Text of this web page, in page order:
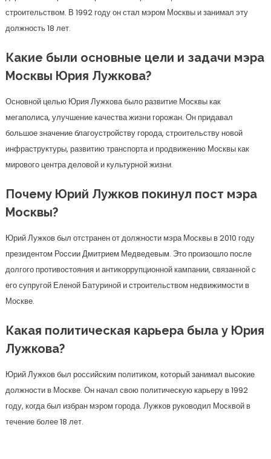
строительством. В 1992 году он стал мэром Москвы и занимал эту
должность 18 лет.
Какие были основные цели и задачи мэра
Москвы Юрия Лужкова?
Основной целью Юрия Лужкова было развитие Москвы как
мегаполиса, улучшение качества жизни горожан. Он придавал
большое значение благоустройству города, строительству новой
инфраструктуры, развитию транспорта и продвижению Москвы как
мирового центра деловой и культурной жизни.
Почему Юрий Лужков покинул пост мэра
Москвы?
Юрий Лужков был отстранен от должности мэра Москвы в 2010 году
президентом России Дмитрием Медведевым. Это произошло после
долгого противостояния и антикоррупционной кампании, связанной с
его супругой Еленой Батуриной и строительством недвижимости в
Москве.
Какая политическая карьера была у Юрия
Лужкова?
Юрий Лужков был российским политиком, который занимал высокие
должности в Москве. Он начал свою политическую карьеру в 1992
году, когда был избран мэром города. Лужков руководил Москвой в
течение более 18 лет.